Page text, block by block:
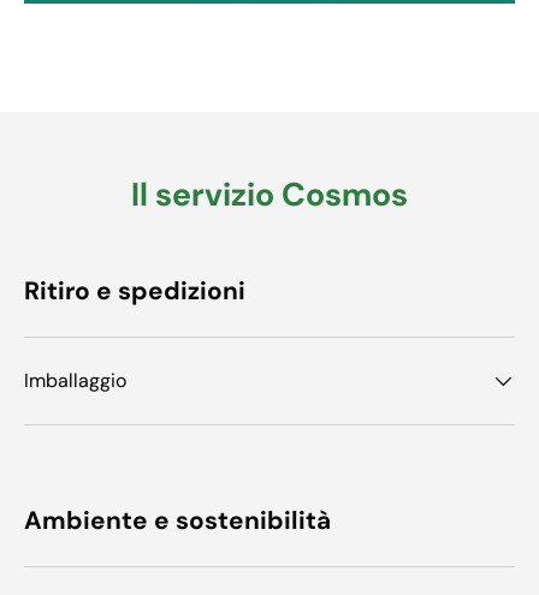
Il servizio Cosmos
Ritiro e spedizioni
Imballaggio
Ambiente e sostenibilità